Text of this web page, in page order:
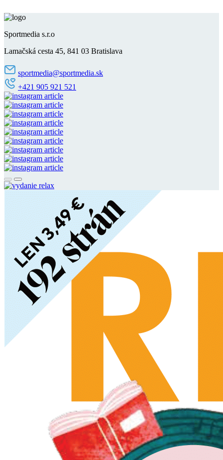
Sportmedia s.r.o
Lamačská cesta 45, 841 03 Bratislava
sportmedia@sportmedia.sk
+421 905 921 521